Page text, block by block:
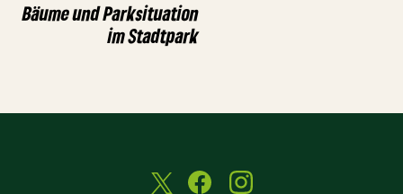
Bäume und Parksituation
im Stadtpark